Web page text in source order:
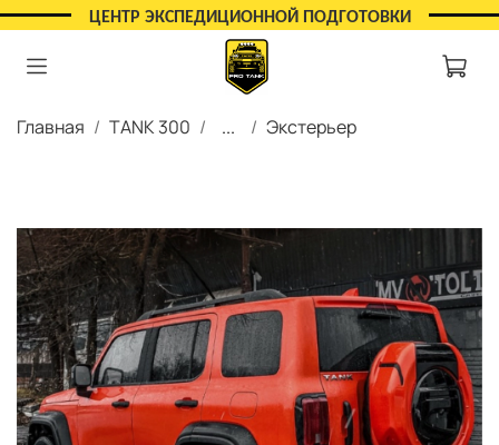
ЦЕНТР ЭКСПЕДИЦИОННОЙ ПОДГОТОВКИ
Главная TANK 300 ... Экстерьер